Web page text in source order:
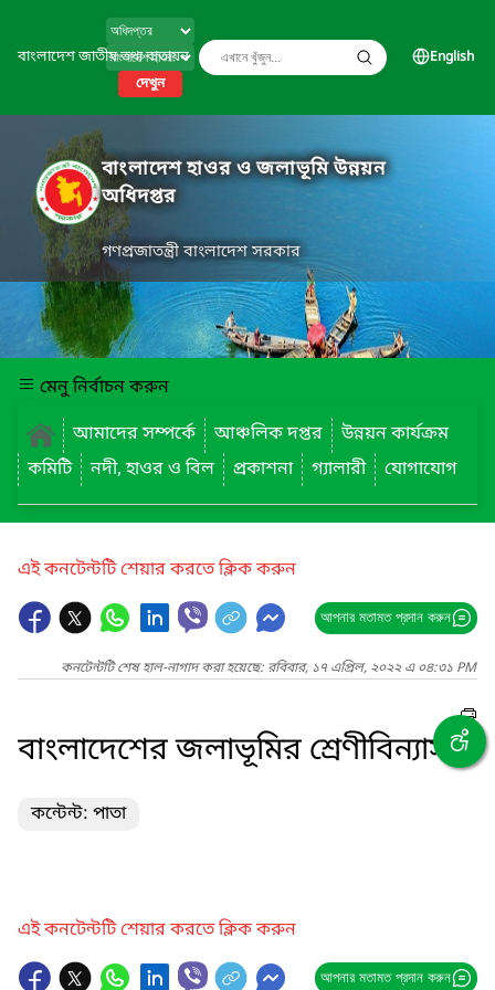
বাংলাদেশ জাতীয় তথ্য বাতায়ন
দেখুন
English
বাংলাদেশ হাওর ও জলাভূমি উন্নয়ন
অধিদপ্তর
গণপ্রজাতন্ত্রী বাংলাদেশ সরকার
মেনু নির্বাচন করুন
আমাদের সম্পর্কে
আঞ্চলিক দপ্তর
উন্নয়ন কার্যক্রম
কমিটি
নদী, হাওর ও বিল প্রকাশনা গ্যালারী যোগাযোগ
এই কনটেন্টটি শেয়ার করতে ক্লিক করুন
আপনার মতামত প্রদান করুন
কনটেন্টটি শেষ হাল-নাগাদ করা হয়েছে: রবিবার, ১৭ এপ্রিল, ২০২২ এ ০৪:৩১ PM
বাংলাদেশের জলাভূমির শ্রেণীবিন্যাস
কন্টেন্ট: পাতা
এই কনটেন্টটি শেয়ার করতে ক্লিক করুন
আপনার মতামত প্রদান করুন